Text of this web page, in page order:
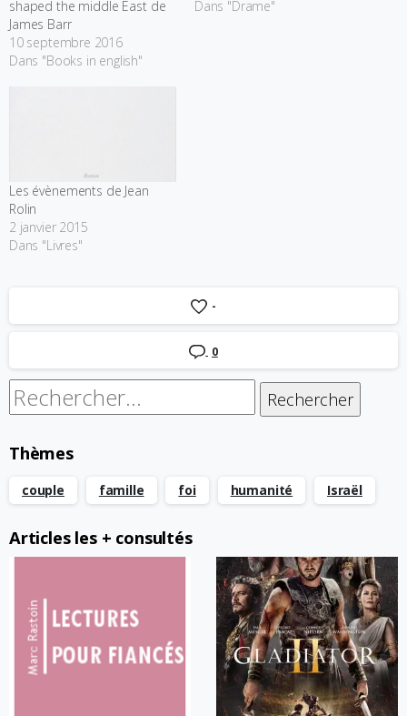
shaped the middle East de
James Barr
10 septembre 2016
Dans "Books in english"
Dans "Drame"
Les évènements de Jean
Rolin
2 janvier 2015
Dans "Livres"
-
0
Rechercher :
Thèmes
couple famille foi humanité Israël
Articles les + consultés